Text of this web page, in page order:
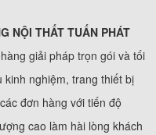
NỘI THẤT TUẤN PHÁT
giải pháp trọn gói và tối
nghiệm, trang thiết bị
đơn hàng với tiến độ
cao làm hài lòng khách